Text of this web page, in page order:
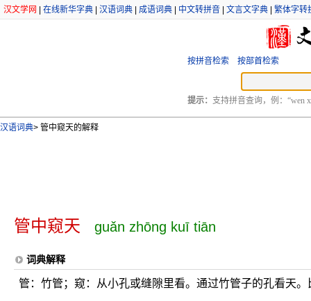
汉文学网 在线新华字典 汉语词典 成语词典 中文转拼音 文言文字典 繁体字转
按拼音检索 按部首检索
提示： 支持拼音查询，例：“wen
汉语词典> 管中窥天的解释
管中窥天 guǎn zhōng kuī tiān
词典解释
管：竹管；窥：从小孔或缝隙里看。通过竹管子的孔看天